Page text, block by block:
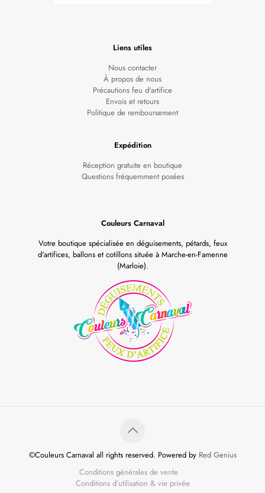
Liens utiles
Nous contacter
À propos de nous
Précautions feu d'artifice
Envois et retours
Politique de remboursement
Expédition
Réception gratuite en boutique
Questions fréquemment posées
Couleurs Carnaval
Votre boutique spécialisée en déguisements, pétards, feux
d'artifices, ballons et cotillons située à Marche-en-Famenne
(Marloie).
©Couleurs Carnaval all rights reserved. Powered by Red Genius
Conditions générales de vente
Conditions d’utilisation & vie privée